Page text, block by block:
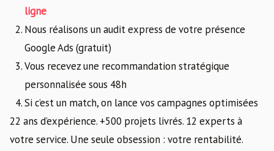
ligne
Nous réalisons un audit express de votre présence
Google Ads (gratuit)
Vous recevez une recommandation stratégique
personnalisée sous 48h
Si c’est un match, on lance vos campagnes optimisées
22 ans d’expérience. +500 projets livrés. 12 experts à
votre service. Une seule obsession : votre rentabilité.